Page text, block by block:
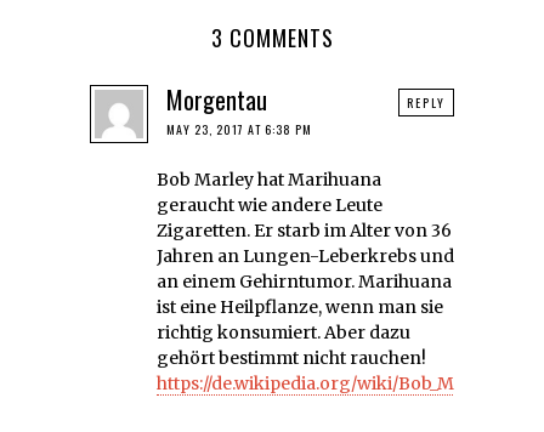
3 COMMENTS
Morgentau
MAY 23, 2017 AT 6:38 PM
Bob Marley hat Marihuana
geraucht wie andere Leute
Zigaretten. Er starb im Alter von 36
Jahren an Lungen-Leberkrebs und
an einem Gehirntumor. Marihuana
ist eine Heilpflanze, wenn man sie
richtig konsumiert. Aber dazu
gehört bestimmt nicht rauchen!
https://de.wikipedia.org/wiki/Bob_Marley
REPLY